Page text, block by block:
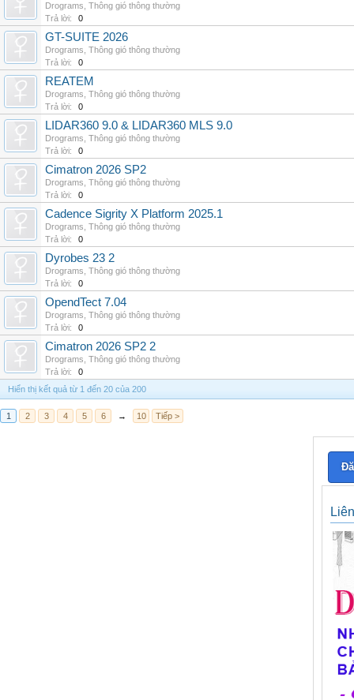
Drograms Thông gió thông thường
Trả lời:
0
GT-SUITE 2026
Drograms Thông gió thông thường
Trả lời:
0
REATEM
Drograms Thông gió thông thường
Trả lời:
0
LIDAR360 9.0 & LIDAR360 MLS 9.0
Drograms Thông gió thông thường
Trả lời:
0
Cimatron 2026 SP2
Drograms Thông gió thông thường
Trả lời:
0
Cadence Sigrity X Platform 2025.1
Drograms Thông gió thông thường
Trả lời:
0
Dyrobes 23 2
Drograms Thông gió thông thường
Trả lời:
0
OpendTect 7.04
Drograms Thông gió thông thường
Trả lời:
0
Cimatron 2026 SP2 2
Drograms Thông gió thông thường
Trả lời:
0
Hiển thị kết quả từ 1 đến 20 của 200
1 2 3 4 5 6 → 10 Tiếp >